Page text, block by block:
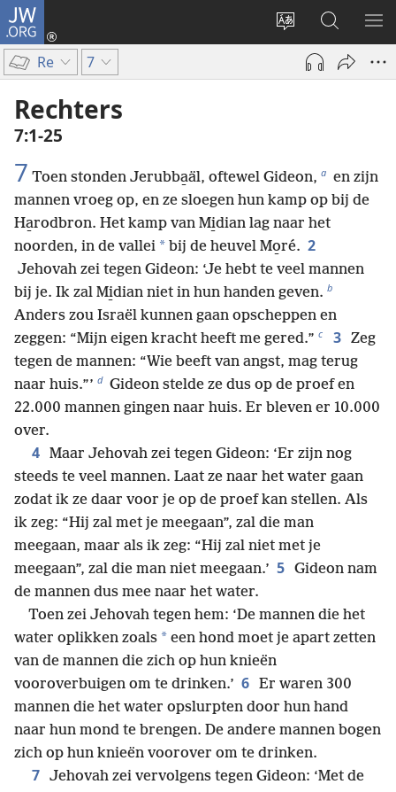
JW.ORG
Taal
site
wijzigen
Inloggen
(opent
venster)
Zoeken
op
JW.ORG
Re 7
Rechters
7:1-25
7 Toen stonden Jerubba̱äl, oftewel Gideon, a en zijn
mannen vroeg op, en ze sloegen hun kamp op bij de
Ha̱rodbron. Het kamp van Mi̱dian lag naar het
noorden, in de vallei * bij de heuvel Mo̱ré. 2
Jehovah zei tegen Gideon: ‘Je hebt te veel mannen
bij je. Ik zal Mi̱dian niet in hun handen geven. b
Anders zou Israël kunnen gaan opscheppen en
zeggen: “Mijn eigen kracht heeft me gered.” c 3 Zeg
tegen de mannen: “Wie beeft van angst, mag terug
naar huis.”’ d Gideon stelde ze dus op de proef en
22.000 mannen gingen naar huis. Er bleven er 10.000
over.
4 Maar Jehovah zei tegen Gideon: ‘Er zijn nog
steeds te veel mannen. Laat ze naar het water gaan
zodat ik ze daar voor je op de proef kan stellen. Als
ik zeg: “Hij zal met je meegaan”, zal die man
meegaan, maar als ik zeg: “Hij zal niet met je
meegaan”, zal die man niet meegaan.’ 5 Gideon nam
de mannen dus mee naar het water.
Toen zei Jehovah tegen hem: ‘De mannen die het
water oplikken zoals * een hond moet je apart zetten
van de mannen die zich op hun knieën
vooroverbuigen om te drinken.’ 6 Er waren 300
mannen die het water opslurpten door hun hand
naar hun mond te brengen. De andere mannen bogen
zich op hun knieën voorover om te drinken.
7 Jehovah zei vervolgens tegen Gideon: ‘Met de